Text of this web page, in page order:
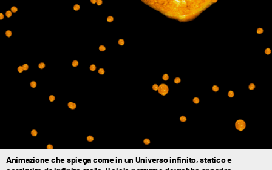
Animazione che spiega come in un Universo infinito, statico e